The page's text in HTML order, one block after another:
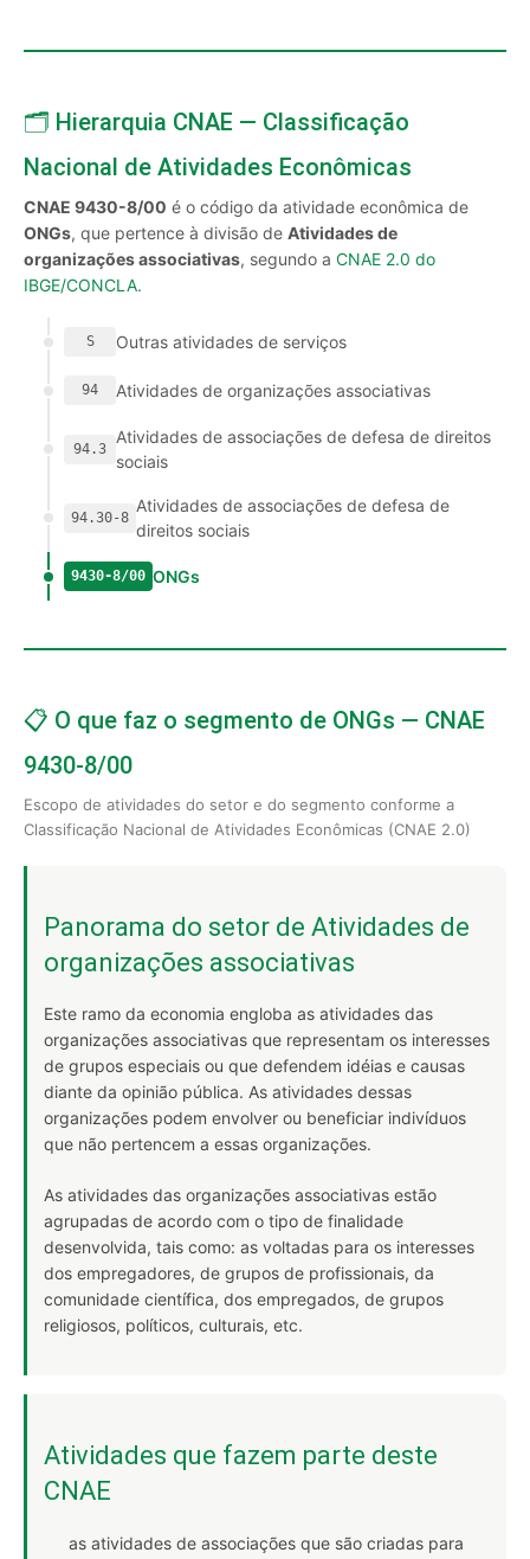
🗂️ Hierarquia CNAE — Classificação
Nacional de Atividades Econômicas
CNAE 9430-8/00 é o código da atividade econômica de
ONGs, que pertence à divisão de Atividades de
organizações associativas, segundo a CNAE 2.0 do
IBGE/CONCLA.
S Outras atividades de serviços
94 Atividades de organizações associativas
94.3
Atividades de associações de defesa de direitos
sociais
94.30-8
Atividades de associações de defesa de
direitos sociais
9430-8/00 ONGs
📋 O que faz o segmento de ONGs — CNAE
9430-8/00
Escopo de atividades do setor e do segmento conforme a
Classificação Nacional de Atividades Econômicas (CNAE 2.0)
Panorama do setor de Atividades de
organizações associativas
Este ramo da economia engloba as atividades das
organizações associativas que representam os interesses
de grupos especiais ou que defendem idéias e causas
diante da opinião pública. As atividades dessas
organizações podem envolver ou beneficiar indivíduos
que não pertencem a essas organizações.
As atividades das organizações associativas estão
agrupadas de acordo com o tipo de finalidade
desenvolvida, tais como: as voltadas para os interesses
dos empregadores, de grupos de profissionais, da
comunidade científica, dos empregados, de grupos
religiosos, políticos, culturais, etc.
Atividades que fazem parte deste
CNAE
as atividades de associações que são criadas para